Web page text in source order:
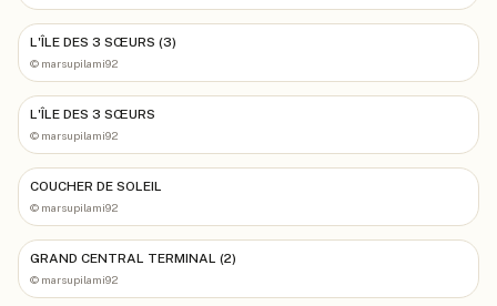
L'ÎLE DES 3 SŒURS (3)
© marsupilami92
L'ÎLE DES 3 SŒURS
© marsupilami92
COUCHER DE SOLEIL
© marsupilami92
GRAND CENTRAL TERMINAL (2)
© marsupilami92